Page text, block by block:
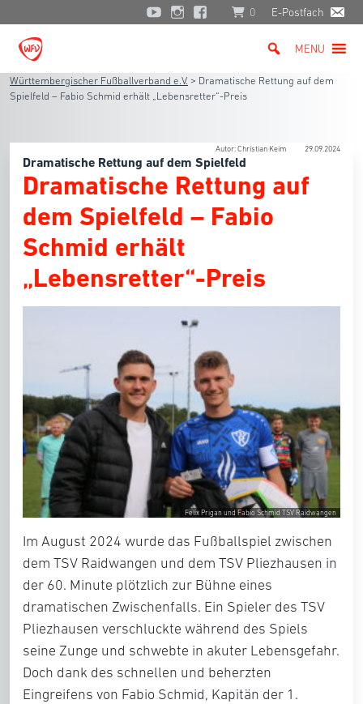
0 E-Postfach
MENU
Württembergischer Fußballverband e.V. > Dramatische Rettung auf dem
Spielfeld – Fabio Schmid erhält „Lebensretter“-Preis
Autor: Christian Keim 29.09.2024
Dramatische Rettung auf dem Spielfeld
Dramatische Rettung auf
dem Spielfeld – Fabio
Schmid erhält
„Lebensretter“-Preis
Felix Prigan und Fabio Schmid TSV Raidwangen
Im August 2024 wurde das Fußballspiel zwischen
dem TSV Raidwangen und dem TSV Pliezhausen in
der 60. Minute plötzlich zur Bühne eines
dramatischen Zwischenfalls. Ein Spieler des TSV
Pliezhausen verschluckte während des Spiels
seine Zunge und schwebte in akuter Lebensgefahr.
Doch dank des schnellen und beherzten
Eingreifens von Fabio Schmid, Kapitän der 1.